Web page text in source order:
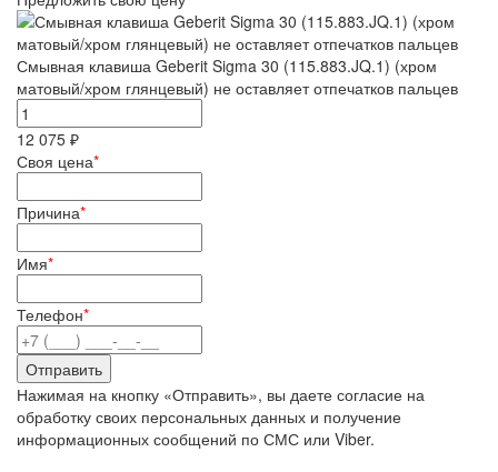
Смывная клавиша Geberit Sigma 30 (115.883.JQ.1) (хром
матовый/хром глянцевый) не оставляет отпечатков пальцев
12 075 ₽
Своя цена*
Причина*
Имя*
Телефон*
Нажимая на кнопку «Отправить», вы даете согласие на
обработку своих персональных данных и получение
информационных сообщений по СМС или Viber.